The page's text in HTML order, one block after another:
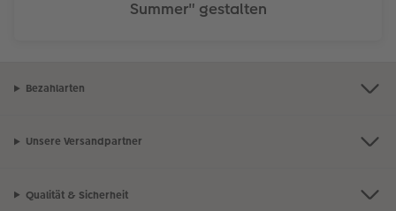
Summer" gestalten
Bezahlarten
Unsere Versandpartner
Qualität & Sicherheit